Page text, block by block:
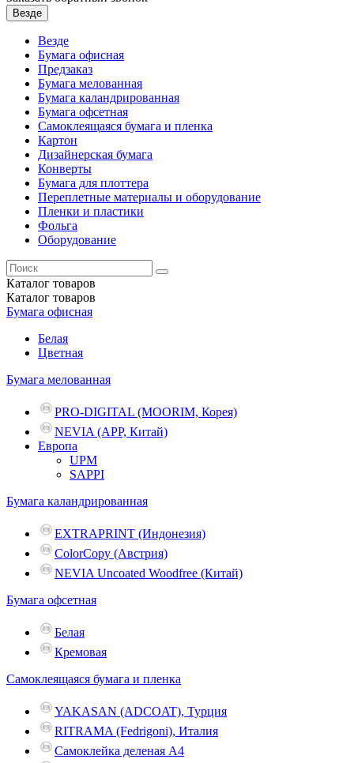
Везде
Везде
Бумага офисная
Предзаказ
Бумага мелованная
Бумага каландрированная
Бумага офсетная
Самоклеящаяся бумага и пленка
Картон
Дизайнерская бумага
Конверты
Бумага для плоттера
Переплетные материалы и оборудование
Пленки и пластики
Фольга
Оборудование
Каталог товаров
Каталог товаров
Бумага офисная
Белая
Цветная
Бумага мелованная
PRO-DIGITAL (MOORIM, Корея)
NEVIA (APP, Китай)
Европа
UPM
SAPPI
Бумага каландрированная
EXTRAPRINT (Индонезия)
ColorCopy (Австрия)
NEVIA Uncoated Woodfree (Китай)
Бумага офсетная
Белая
Кремовая
Самоклеящаяся бумага и пленка
YAKASAN (ADCOAT), Турция
RITRAMA (Fedrigoni), Италия
Самоклейка деленая A4